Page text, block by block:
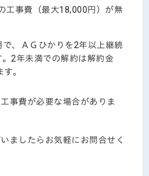
工事費（最大18,000円）が無
、ＡＧひかりを2年以上継続
2年未満での解約は解約金
。
事費が必要な場合がありま
ましたらお気軽にお問合せく